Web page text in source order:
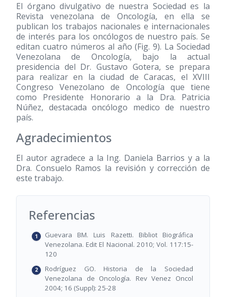
El órgano divulgativo de nuestra Sociedad es la
Revista venezolana de Oncología, en ella se
publican los trabajos nacionales e internacionales
de interés para los oncólogos de nuestro país. Se
editan cuatro números al año (Fig. 9). La Sociedad
Venezolana de Oncología, bajo la actual
presidencia del Dr. Gustavo Gotera, se prepara
para realizar en la ciudad de Caracas, el XVIII
Congreso Venezolano de Oncología que tiene
como Presidente Honorario a la Dra. Patricia
Núñez, destacada oncólogo medico de nuestro
país.
Agradecimientos
El autor agradece a la Ing. Daniela Barrios y a la
Dra. Consuelo Ramos la revisión y corrección de
este trabajo.
Referencias
Guevara BM. Luis Razetti. Bibliot Biográfica
Venezolana. Edit El Nacional. 2010; Vol. 117:15-
120
Rodríguez GO. Historia de la Sociedad
Venezolana de Oncología. Rev Venez Oncol
2004; 16 (Suppl): 25-28